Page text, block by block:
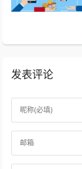
发表评论